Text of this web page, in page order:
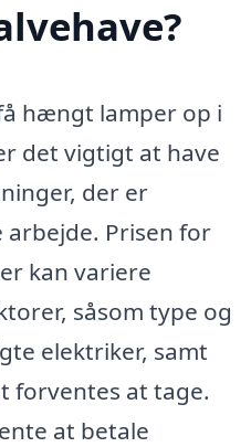
hængt lamper op i
det vigtigt at have
der er
Prisen for
kan variere
såsom type og
elektriker, samt
forventes at tage.
at betale